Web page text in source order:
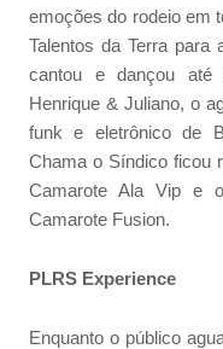
emoções do rodeio em
Talentos da Terra para
cantou e dançou até
Henrique & Juliano, o
funk e eletrônico de
Chama o Síndico ficou
Camarote Ala Vip e
Camarote Fusion.
PLRS Experience
Enquanto o público